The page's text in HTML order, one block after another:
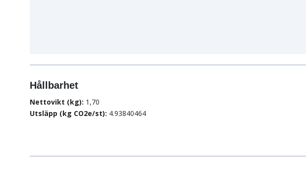
Hållbarhet
Nettovikt (kg): 1,70
Utsläpp (kg CO2e/st): 4.93840464